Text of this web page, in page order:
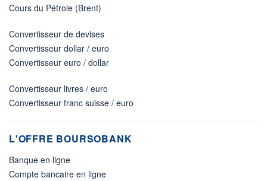
Cours du Pétrole (Brent)
Convertisseur de devises
Convertisseur dollar / euro
Convertisseur euro / dollar
Convertisseur livres / euro
Convertisseur franc suisse / euro
L'OFFRE BOURSOBANK
Banque en ligne
Compte bancaire en ligne